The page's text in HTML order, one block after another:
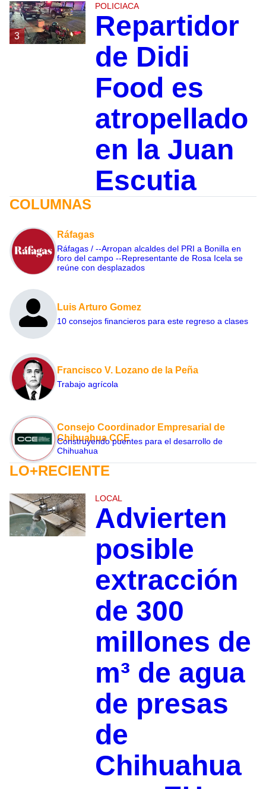
3
POLICIACA
Repartidor
de Didi
Food es
atropellado
en la Juan
Escutia
COLUMNAS
Ráfagas
Ráfagas / --Arropan alcaldes del PRI a Bonilla en
foro del campo --Representante de Rosa Icela se
reúne con desplazados
Luis Arturo Gomez
10 consejos financieros para este regreso a clases
Francisco V. Lozano de la Peña
Trabajo agrícola
Consejo Coordinador Empresarial de
Chihuahua CCE
Construyendo puentes para el desarrollo de
Chihuahua
LO+RECIENTE
LOCAL
Advierten
posible
extracción
de 300
millones de
m³ de agua
de presas
de
Chihuahua